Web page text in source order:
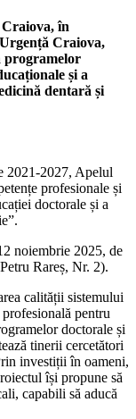
în
Craiova,
programelor
și a
dentară și
2021-2027, Apelul
profesionale și
doctorale și a
noiembrie 2025, de
Rareș, Nr. 2).
calității sistemului
pentru
doctorale și
tinerii cercetători
investiții în oameni,
își propune să
capabili să aducă